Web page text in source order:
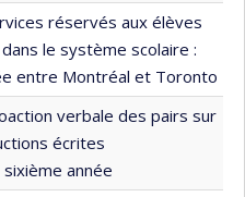
réservés aux élèves
le système scolaire :
entre Montréal et Toronto
verbale des pairs sur
écrites
année